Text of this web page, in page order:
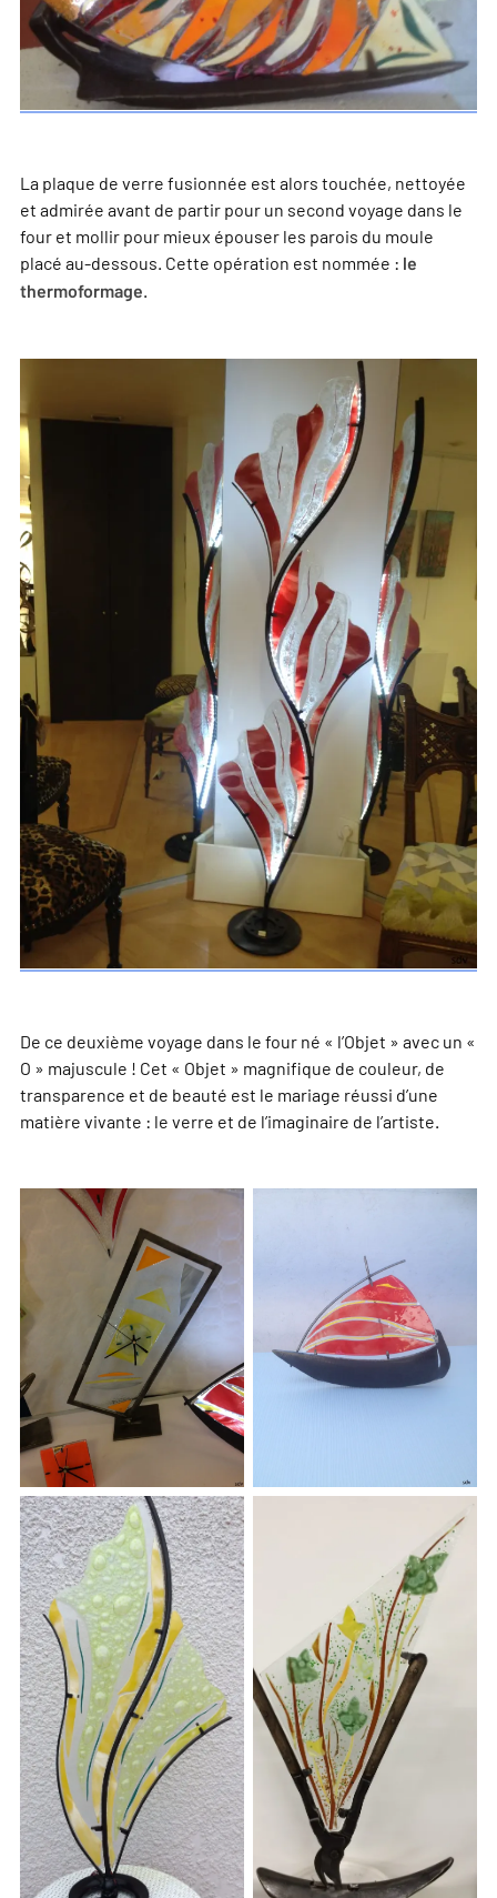
La plaque de verre fusionnée est alors touchée, nettoyée
et admirée avant de partir pour un second voyage dans le
four et mollir pour mieux épouser les parois du moule
placé au-dessous. Cette opération est nommée : le
thermoformage
De ce deuxième voyage dans le four né « l’Objet » avec un «
O » majuscule ! Cet « Objet » magnifique de couleur, de
transparence et de beauté est le mariage réussi d’une
matière vivante : le verre et de l’imaginaire de l’artiste.